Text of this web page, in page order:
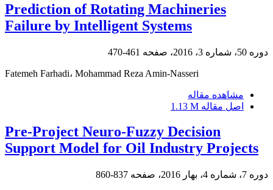
Prediction of Rotating Machineries
Failure by Intelligent Systems
دوره 50، شماره 3، 2016، صفحه 461-470
Fatemeh Farhadi، Mohammad Reza Amin-Nasseri
مشاهده مقاله
اصل مقاله 1.13 M
Pre-Project Neuro-Fuzzy Decision
Support Model for Oil Industry Projects
دوره 7، شماره 4، بهار 2016، صفحه 837-860